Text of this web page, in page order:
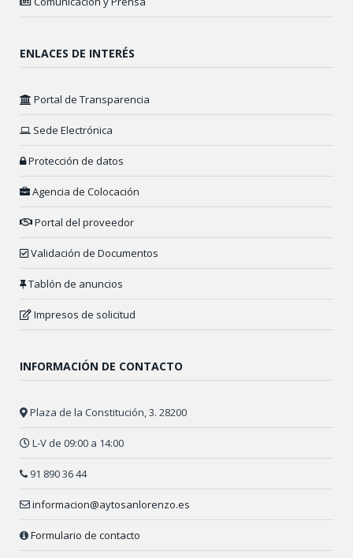
ENLACES DE INTERÉS
Portal de Transparencia
Sede Electrónica
Protección de datos
Agencia de Colocación
Portal del proveedor
Validación de Documentos
Tablón de anuncios
Impresos de solicitud
INFORMACIÓN DE CONTACTO
Plaza de la Constitución, 3. 28200
L-V de 09:00 a 14:00
91 890 36 44
informacion@aytosanlorenzo.es
Formulario de contacto